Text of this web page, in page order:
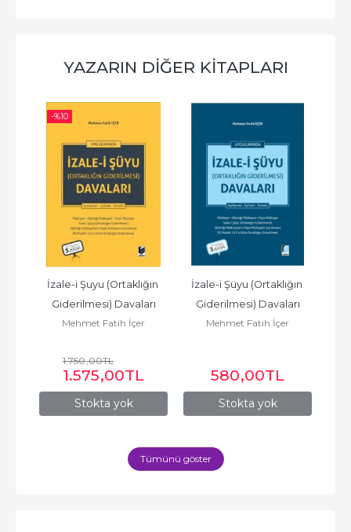
YAZARIN DIĞER KITAPLARI
-%10
Stokta yok
İzale-i Şuyu (Ortaklığın
Giderilmesi) Davaları
Mehmet Fatih İçer
1.750,00TL
1.575,00TL
Stokta yok
İzale-i Şüyu (Ortaklığın
Giderilmesi) Davaları
Mehmet Fatih İçer
580,00TL
Tümünü göster